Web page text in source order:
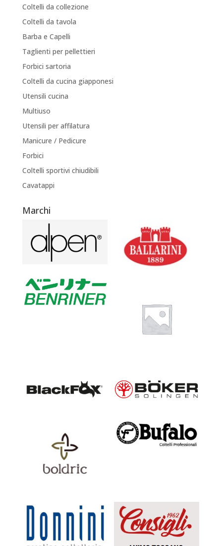
Coltelli da collezione
Coltelli da tavola
Barba e Capelli
Taglienti per pellettieri
Forbici sartoria
Coltelli da cucina giapponesi
Utensili cucina
Multiuso
Utensili per affilatura
Manicure / Pedicure
Forbici
Coltelli sportivi chiudibili
Cavatappi
Marchi